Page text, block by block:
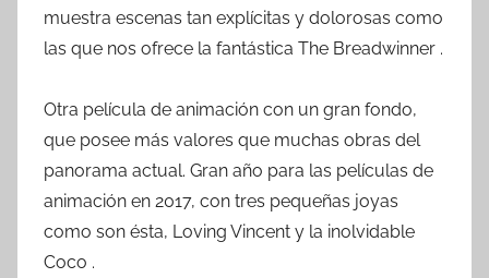
muestra escenas tan explícitas y dolorosas como
las que nos ofrece la fantástica The Breadwinner .
Otra película de animación con un gran fondo,
que posee más valores que muchas obras del
panorama actual. Gran año para las películas de
animación en 2017, con tres pequeñas joyas
como son ésta, Loving Vincent y la inolvidable
Coco .